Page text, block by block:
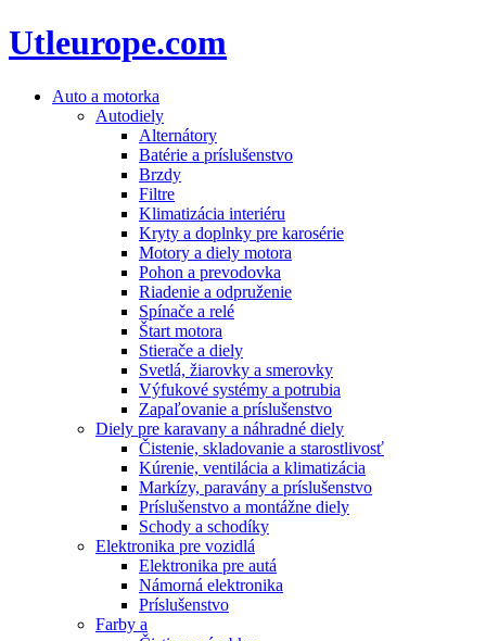
Utleurope.com
Auto a motorka
Autodiely
Alternátory
Batérie a príslušenstvo
Brzdy
Filtre
Klimatizácia interiéru
Kryty a doplnky pre karosérie
Motory a diely motora
Pohon a prevodovka
Riadenie a odpruženie
Spínače a relé
Štart motora
Stierače a diely
Svetlá, žiarovky a smerovky
Výfukové systémy a potrubia
Zapaľovanie a príslušenstvo
Diely pre karavany a náhradné diely
Čistenie, skladovanie a starostlivosť
Kúrenie, ventilácia a klimatizácia
Markízy, paravány a príslušenstvo
Príslušenstvo a montážne diely
Schody a schodíky
Elektronika pre vozidlá
Elektronika pre autá
Námorná elektronika
Príslušenstvo
Farby a